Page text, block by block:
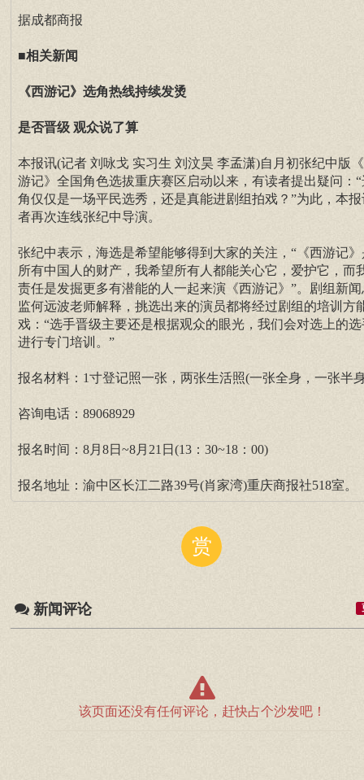
据成都商报
■相关新闻
《西游记》选角热线持续发烫
是否晋级 观众说了算
本报讯(记者 刘咏戈 实习生 刘汶昊 李孟潇)自月初张纪中版
游记》全国角色选拔重庆赛区启动以来，有读者提出疑问：“
角仅仅是一场平民选秀，还是真能进剧组拍戏？”为此，本报
者再次连线张纪中导演。
张纪中表示，海选是希望能够得到大家的关注，“《西游记》
所有中国人的财产，我希望所有人都能关心它，爱护它，而
责任是发掘更多有潜能的人一起来演《西游记》”。剧组新闻
监何远波老师解释，挑选出来的演员都将经过剧组的培训方
戏：“选手晋级主要还是根据观众的眼光，我们会对选上的选
进行专门培训。”
报名材料：1寸登记照一张，两张生活照(一张全身，一张半
咨询电话：89068929
报名时间：8月8日~8月21日(13：30~18：00)
报名地址：渝中区长江二路39号(肖家湾)重庆商报社518室。
赏
新闻评论
该页面还没有任何评论，赶快占个沙发吧！